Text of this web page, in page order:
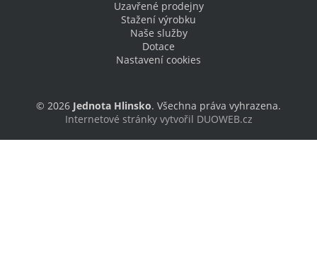
Uzavřené prodejny
Stažení výrobku
Naše služby
Dotace
Nastavení cookies
© 2026 Jednota Hlinsko. Všechna práva vyhrazena.
Internetové stránky vytvořil DUOWEB.cz